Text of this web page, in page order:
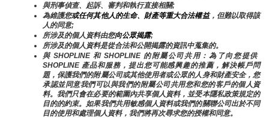
與刑事偵查、起訴、審判和執行直接相關;
為維護您或任何其他人的生命、財產等重大合法權益，但難以取得該
人的同意;
所涉及的個人資料由您向公眾揭露;
所涉及的個人資料是從合法和公開揭露的資訊中蒐集的。
與 SHOPLINE 和 SHOPLINE 的附屬公司共用：為了向您提供
SHOPLINE 產品和服務，提出您可能感興趣的推薦，解決帳戶問
題，保護我們的附屬公司或其他使用者或公眾的人身和財產安全，您
承認並同意我們可以與我們的附屬公司共用您和您的客戶的個人資
料。我們只會在必要的範圍內共享個人資料，並受本隱私政策規定的
目的的約束。如果我們共用敏感個人資料或我們的關聯公司出於不同
目的使用和處理個人資料，我們將再次尋求您的授權和同意。